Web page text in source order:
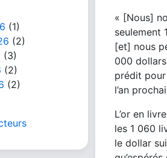
(1)
(2)
(3)
(2)
(2)
« [Nous]
seulement
[et] nous
000
prédit pour
l’an
L’or en
les 1 060
le dollar